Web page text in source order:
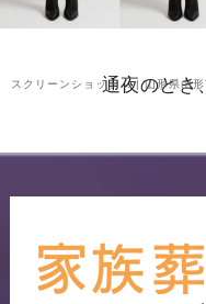
スクリーンショット… | 山形県山形
通夜のとき